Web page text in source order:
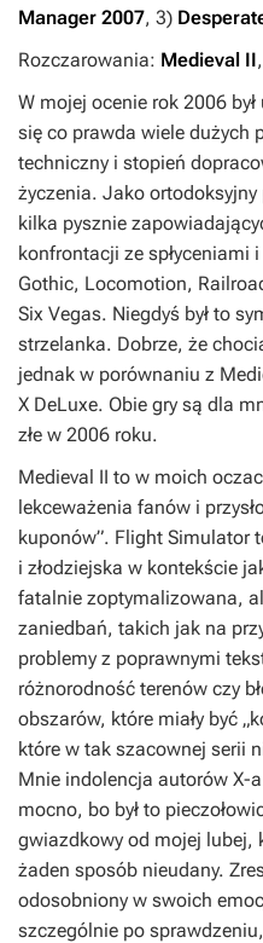
Manager 2007, 3)
Rozczarowania: Medieval II,
W mojej ocenie rok 2006
się co prawda wiele dużych
techniczny i stopień
życzenia. Jako ortodoksyjny
kilka pysznie
konfrontacji ze spłyceniami
Gothic, Locomotion,
Six Vegas. Niegdyś był to
strzelanka. Dobrze, że
jednak w porównaniu z
X DeLuxe. Obie gry są dla
złe w 2006 roku.
Medieval II to w moich
lekceważenia fanów i
kuponów”. Flight Simulator
i złodziejska w kontekście
fatalnie zoptymalizowana,
zaniedbań, takich jak na
problemy z poprawnymi
różnorodność terenów czy
obszarów, które miały być
które w tak szacownej serii
Mnie indolencja autorów X-
mocno, bo był to
gwiazdkowy od mojej lubej,
żaden sposób nieudany.
odosobniony w swoich
szczególnie po